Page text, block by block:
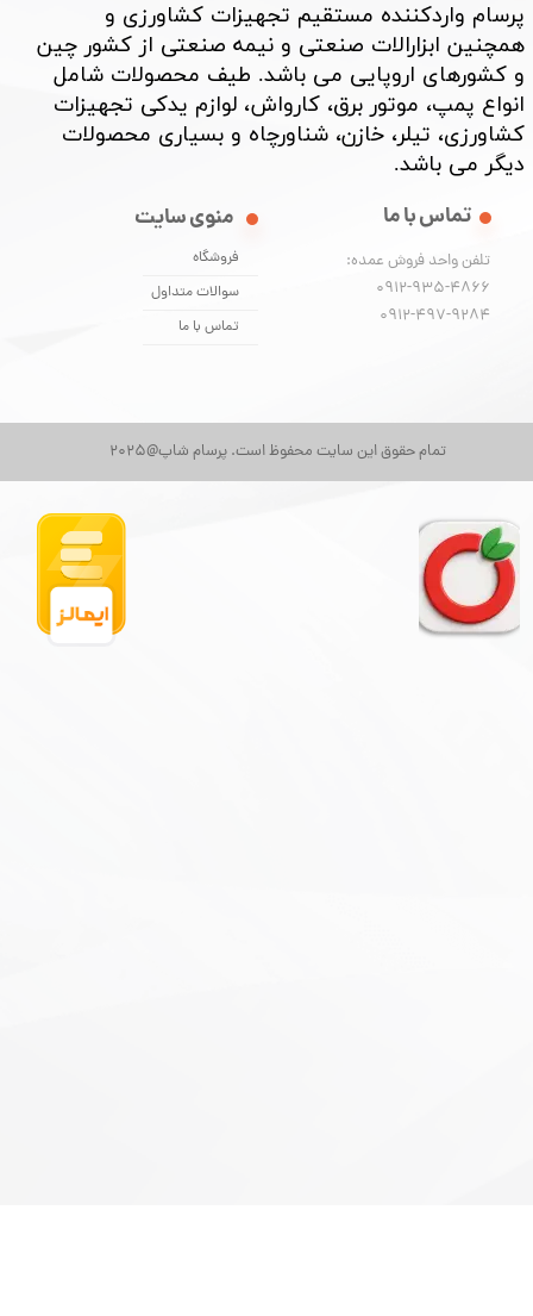
تمام حقوق این سایت محفوظ است. پرسام شاپ@2025
پرسام واردکننده مستقیم تجهیزات کشاورزی و
همچنین ابزارالات صنعتی و نیمه صنعتی از کشور چین
و کشورهای اروپایی می باشد. طیف محصولات شامل
انواع پمپ، موتور برق، کارواش، لوازم یدکی تجهیزات
کشاورزی، تیلر، خازن، شناورچاه و بسیاری محصولات
دیگر می باشد. ​​​​​​​
منوی سایت
فروشگاه
سوالات متداول
تماس با ما
تماس با ما
تلفن واحد فروش عمده:
0912-935-4866
​​​​​​​0912-497-9284